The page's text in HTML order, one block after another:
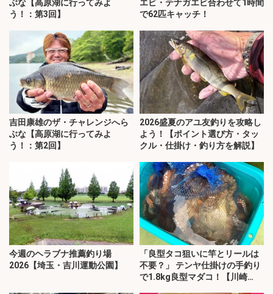
ぶな【高原湖に行ってみよ
う！：第3回】
エビ・テナガエビ合わせて1時間
で62匹キャッチ！
吉田康雄のザ・チャレンジへら
ぶな【高原湖に行ってみよ
う！：第2回】
2026盛夏のアユ友釣りを攻略し
よう！【ポイント選び方・タッ
クル・仕掛け・釣り方を解説】
今週のヘラブナ推薦釣り場
2026【埼玉・吉川運動公園】
「良型タコ狙いに竿とリールは
不要？」 テンヤ仕掛けの手釣り
で1.8kg良型マダコ！【川崎